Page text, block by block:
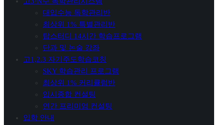
대입수능 독학관리반
최상위 1% 특별관리반
탑스터디 14시간 학습프로그램
단과 및 논술 강좌
고1,2.3 자기주도학습코칭
SKY 학습관리 프로그램
최상위 1% 커리큘럼반
입시종합 컨설팅
연간 프리미엄 컨설팅
입학 안내